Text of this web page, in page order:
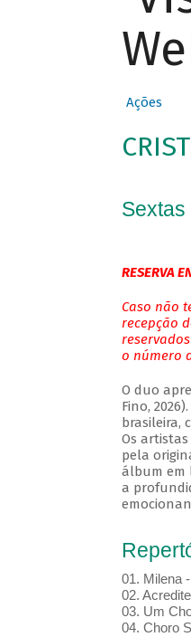
Ações
RESERVA
Caso não
recepção
o número
O duo
Fino,
brasileira,
Os
pela
álbum em
a
01. Milena
02.
03. Um
04. Choro